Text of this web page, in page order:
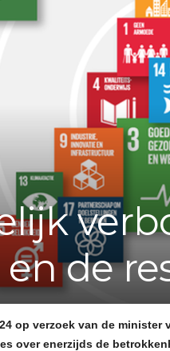
e
f
v
de
op verzoek van de minister
over enerzijds de